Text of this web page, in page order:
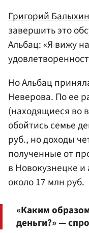
Григорий Балыхин
завершить это
Альбац: «Я вижу
Но Альбац
Неверова. По ее
(находящиеся во
обойтись семье
руб., но доходы
полученные от
в Новокузнецке
около 17 млн руб.
«Каким
деньги?» —